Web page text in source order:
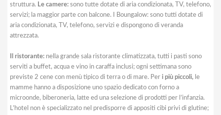
struttura. Le camere: sono tutte dotate di aria condizionata, TV, telefono,
servizi; la maggior parte con balcone. I Boungalow: sono tutti dotate di
aria condizionata, TV, telefono, servizi e dispongono di veranda
attrezzata.
Il ristorante: nella grande sala ristorante climatizzata, tutti i pasti sono
serviti a buffet, acqua e vino in caraffa inclusi; ogni settimana sono
previste 2 cene con menù tipico di terra o di mare. Per i più piccoli, le
mamme hanno a disposizione uno spazio dedicato con forno a
microonde, biberoneria, latte ed una selezione di prodotti per l’infanzia.
L’hotel non è specializzato nel predisporre di appositi cibi privi di glutine;